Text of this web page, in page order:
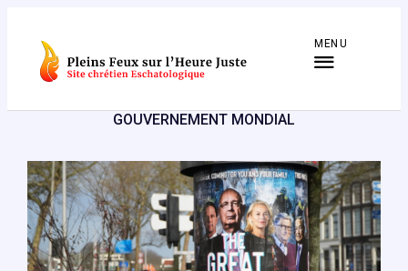
contenu
MENU
GOUVERNEMENT MONDIAL